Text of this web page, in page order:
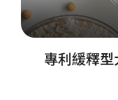
專利緩釋